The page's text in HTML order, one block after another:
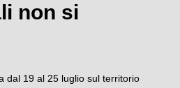
non si
dal 19 al 25 luglio sul territorio